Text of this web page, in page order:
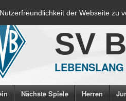
der Webseite zu
SV
Nächste Spiele Herren